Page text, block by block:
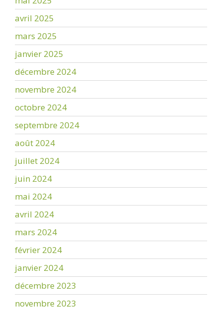
avril 2025
mars 2025
janvier 2025
décembre 2024
novembre 2024
octobre 2024
septembre 2024
août 2024
juillet 2024
juin 2024
mai 2024
avril 2024
mars 2024
février 2024
janvier 2024
décembre 2023
novembre 2023